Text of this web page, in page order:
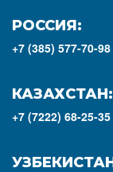
РОССИЯ:
+7 (385) 577-70-98
КАЗАХСТАН:
+7 (7222) 68-25-35